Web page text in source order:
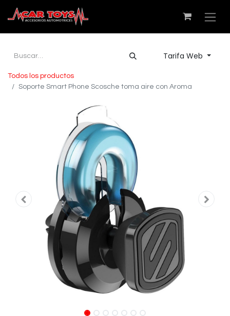
Tarifa Web
Todos los productos
Soporte Smart Phone Scosche toma aire con Aroma